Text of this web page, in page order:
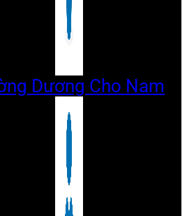
Dương Cho Nam